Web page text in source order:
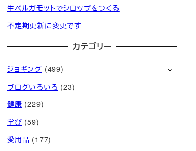
生ベルガモットでシロップをつくる
不定期更新に変更です
カテゴリー
ジョギング (499)
ブログいろいろ (23)
健康 (229)
学び (59)
愛用品 (177)